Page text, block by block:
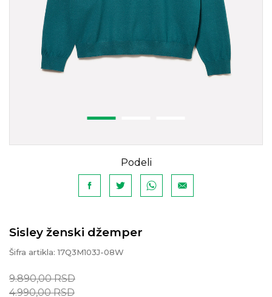
Podeli
Sisley ženski džemper
Šifra artikla:17Q3M103J-08W
9.890,00 RSD
4.990,00 RSD